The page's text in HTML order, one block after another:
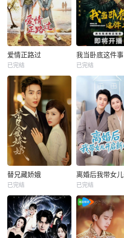
爱情正路过
已完结
我当卧底这件事
已完结
替兄藏娇娥
已完结 已完结